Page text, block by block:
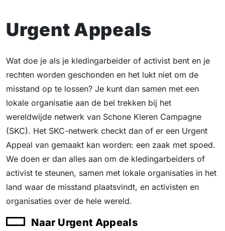
Urgent Appeals
Wat doe je als je kledingarbeider of activist bent en je
rechten worden geschonden en het lukt niet om de
misstand op te lossen? Je kunt dan samen met een
lokale organisatie aan de bel trekken bij het
wereldwijde netwerk van Schone Kleren Campagne
(SKC). Het SKC-netwerk checkt dan of er een Urgent
Appeal van gemaakt kan worden: een zaak met spoed.
We doen er dan alles aan om de kledingarbeiders of
activist te steunen, samen met lokale organisaties in het
land waar de misstand plaatsvindt, en activisten en
organisaties over de hele wereld.
Naar Urgent Appeals